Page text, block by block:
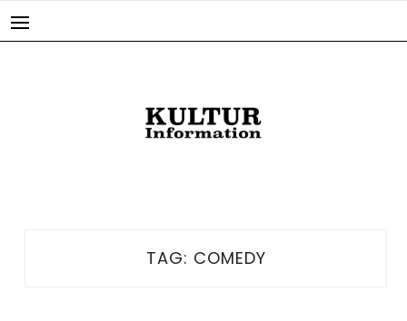
TAG: COMEDY